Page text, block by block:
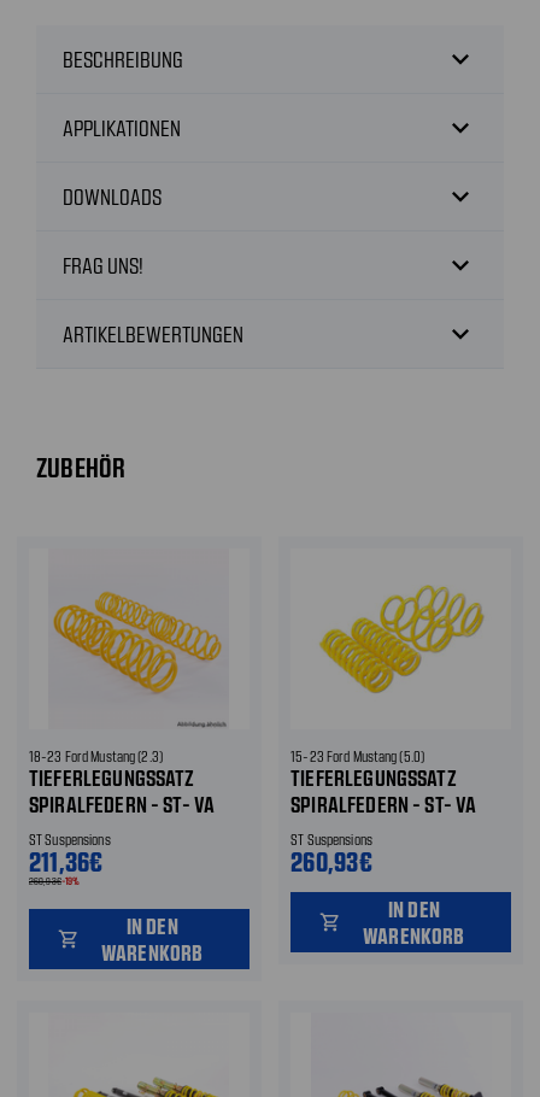
BESCHREIBUNG expand_more
APPLIKATIONEN expand_more
DOWNLOADS expand_more
FRAG UNS! expand_more
ARTIKELBEWERTUNGEN expand_more
ZUBEHÖR
18-23 Ford Mustang (2.3)
TIEFERLEGUNGSSATZ
SPIRALFEDERN - ST- VA
UND HA 30 MM TIEFER
(FHZG. MIT MAGNERIDE)
ST Suspensions
211,36€
260,93€-19%
shopping_cart
IN DEN
WARENKORB
15-23 Ford Mustang (5.0)
TIEFERLEGUNGSSATZ
SPIRALFEDERN - ST- VA
UND HA 30 MM TIEFER
(FHZG. MIT MAGNERIDE)
VORNE UND HINTEN
ST Suspensions
260,93€
shopping_cart
IN DEN
WARENKORB